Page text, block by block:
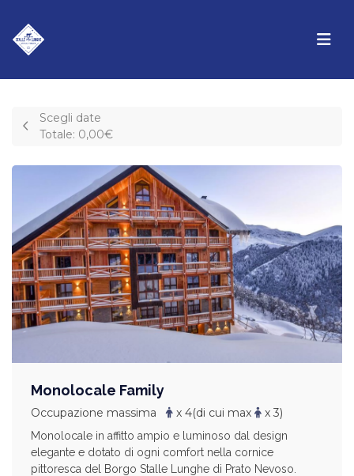
Scegli date
Totale: 0,00€
Monolocale Family
Occupazione massima x 4(di cui max x 3)
Monolocale in affitto ampio e luminoso dal design
elegante e dotato di ogni comfort nella cornice
pittoresca del Borgo Stalle Lunghe di Prato Nevoso.